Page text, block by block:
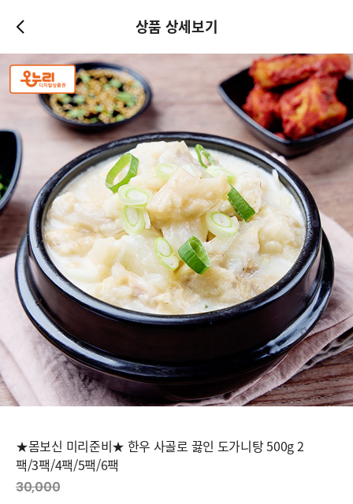
상품 상세보기
★몸보신 미리준비★ 한우 사골로 끓인 도가니탕 500g 2
팩/3팩/4팩/5팩/6팩
30,000